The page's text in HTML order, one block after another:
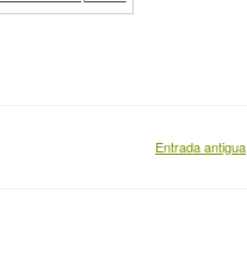
Entrada antigua